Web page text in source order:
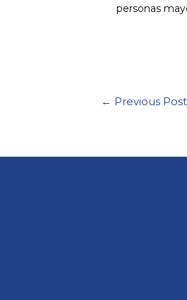
personas
← Previous Post